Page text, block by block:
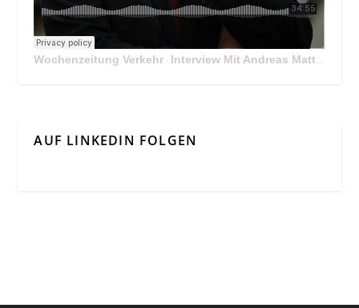
Wochenzeitung Verkehr · Interview Mit Andreas Matthä, CEO der ÖBB Holding
AUF LINKEDIN FOLGEN